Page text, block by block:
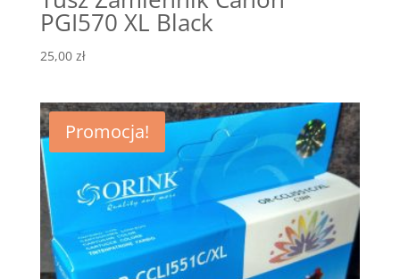
PGI570 XL Black
25,00 zł
Promocja!